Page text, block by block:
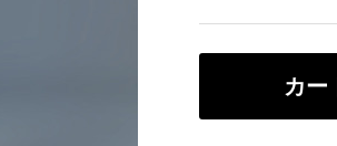
カー